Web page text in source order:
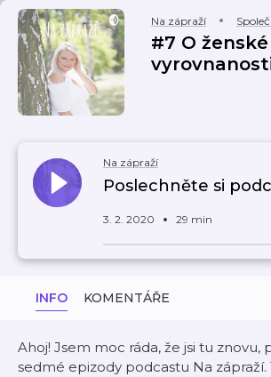
Na zápraží
#7 O ženské
Na zápraží
Poslechněte si
3. 2. 2020 29 min
INFO KOMENTÁŘE
Ahoj! Jsem moc ráda, že jsi tu
sedmé epizody podcastu Na zápraží.